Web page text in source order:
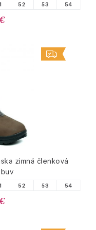
52 53 54
zimná členková
52 53 54